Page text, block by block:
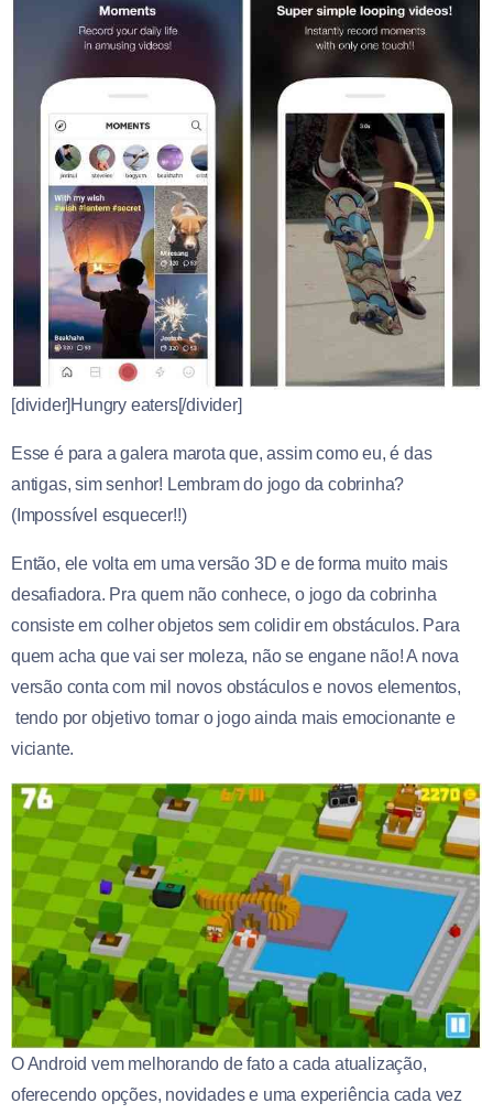
[divider]Hungry eaters[/divider]
Esse é para a galera marota que, assim como eu, é das
antigas, sim senhor! Lembram do jogo da cobrinha?
(Impossível esquecer!!)
Então, ele volta em uma versão 3D e de forma muito mais
desafiadora. Pra quem não conhece, o jogo da cobrinha
consiste em colher objetos sem colidir em obstáculos. Para
quem acha que vai ser moleza, não se engane não! A nova
versão conta com mil novos obstáculos e novos elementos,
tendo por objetivo tornar o jogo ainda mais emocionante e
viciante.
O Android vem melhorando de fato a cada atualização,
oferecendo opções, novidades e uma experiência cada vez